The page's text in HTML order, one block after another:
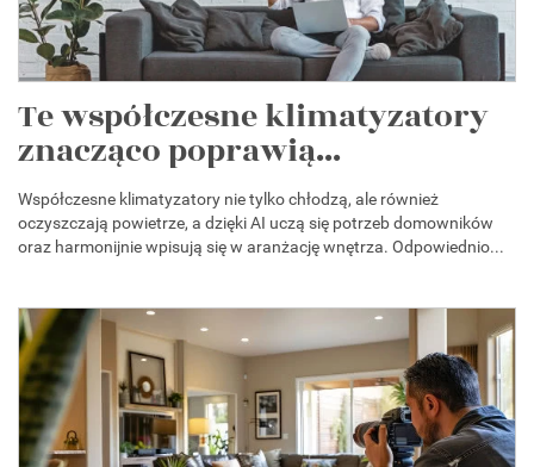
Te współczesne klimatyzatory
znacząco poprawią...
Współczesne klimatyzatory nie tylko chłodzą, ale również
oczyszczają powietrze, a dzięki AI uczą się potrzeb domowników
oraz harmonijnie wpisują się w aranżację wnętrza. Odpowiednio...